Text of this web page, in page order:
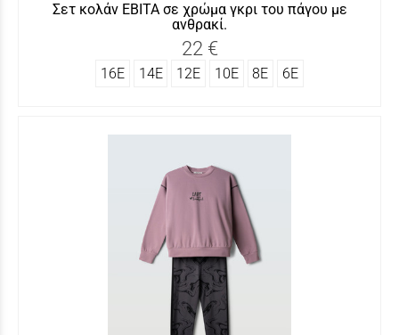
Σετ κολάν ΕΒΙΤΑ σε χρώμα γκρι του πάγου με
ανθρακί.
22 €
16Ε 14Ε 12Ε 10Ε 8Ε 6Ε